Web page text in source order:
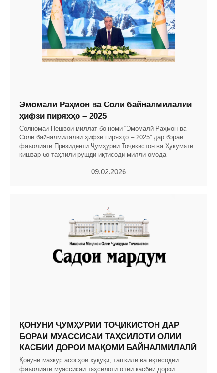
Эмомалӣ Раҳмон ва Соли байналмилалии
ҳифзи пиряхҳо – 2025
Солномаи Пешвои миллат бо номи “Эмомалӣ Раҳмон ва
Соли байналмилалии ҳифзи пиряхҳо – 2025” дар бораи
фаъолияти Президенти Ҷумҳурии Тоҷикистон ва Ҳукумати
кишвар бо таҳлили рушди иқтисоди миллӣ омода
09.02.2026
ҚОНУНИ ҶУМҲУРИИ ТОҶИКИСТОН ДАР
БОРАИ МУАССИСАИ ТАҲСИЛОТИ ОЛИИ
КАСБИИ ДОРОИ МАҚОМИ БАЙНАЛМИЛАЛӢ
Қонуни мазкур асосҳои ҳуқуқӣ, ташкилӣ ва иқтисодии
фаъолияти муассисаи таҳсилоти олии касбии дорои